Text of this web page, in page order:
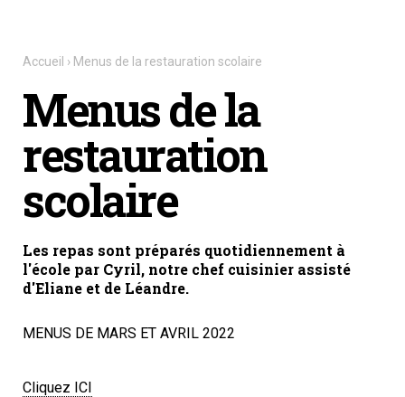
Accueil › Menus de la restauration scolaire
Menus de la
restauration
scolaire
Les repas sont préparés quotidiennement à
l'école par Cyril, notre chef cuisinier assisté
d'Eliane et de Léandre.
MENUS DE MARS ET AVRIL 2022
Cliquez ICI